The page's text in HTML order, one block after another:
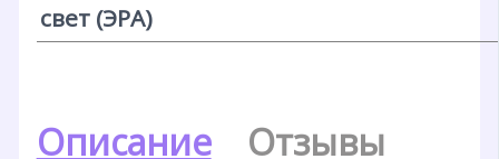
свет (ЭРА)
Описание
Отзывы